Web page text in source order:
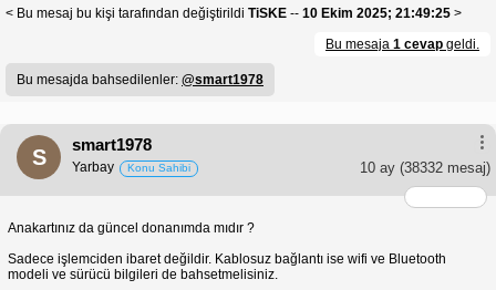
< Bu mesaj bu kişi tarafından değiştirildi TiSKE -- 10 Ekim 2025; 21:49:25 >
Bu mesaja 1 cevap geldi.
Bu mesajda bahsedilenler: @smart1978
S
smart1978
10 ay (38332 mesaj)
Yarbay Konu Sahibi
Anakartınız da güncel donanımda mıdır ?
Sadece işlemciden ibaret değildir. Kablosuz bağlantı ise wifi ve Bluetooth
modeli ve sürücü bilgileri de bahsetmelisiniz.